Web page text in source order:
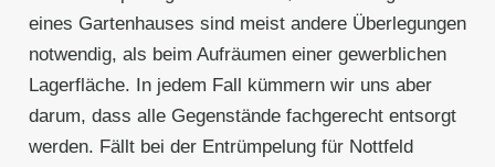
eines Gartenhauses sind meist andere Überlegungen
notwendig, als beim Aufräumen einer gewerblichen
Lagerfläche. In jedem Fall kümmern wir uns aber
darum, dass alle Gegenstände fachgerecht entsorgt
werden. Fällt bei der Entrümpelung für Nottfeld